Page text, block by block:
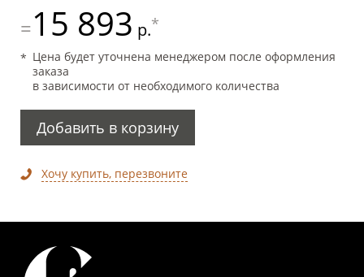
=15 893 р.*
Цена будет уточнена менеджером после оформления
заказа
в зависимости от необходимого количества
Добавить в корзину
Хочу купить, перезвоните